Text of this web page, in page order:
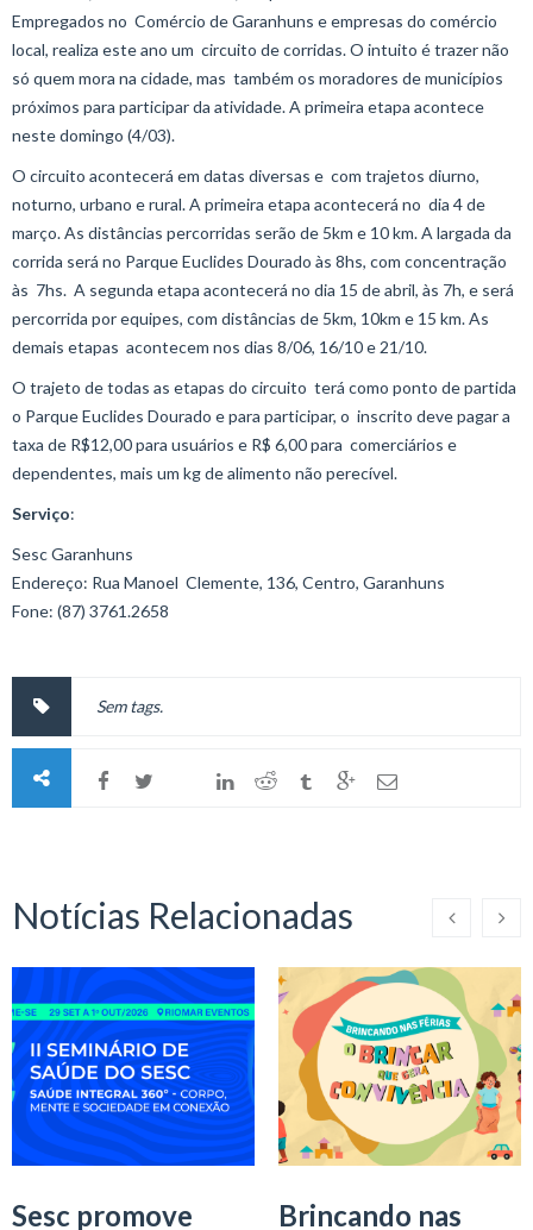
Empregados no Comércio de Garanhuns e empresas do comércio
local, realiza este ano um circuito de corridas. O intuito é trazer não
só quem mora na cidade, mas também os moradores de municípios
próximos para participar da atividade. A primeira etapa acontece
neste domingo (4/03).
O circuito acontecerá em datas diversas e com trajetos diurno,
noturno, urbano e rural. A primeira etapa acontecerá no dia 4 de
março. As distâncias percorridas serão de 5km e 10 km. A largada da
corrida será no Parque Euclides Dourado às 8hs, com concentração
às 7hs. A segunda etapa acontecerá no dia 15 de abril, às 7h, e será
percorrida por equipes, com distâncias de 5km, 10km e 15 km. As
demais etapas acontecem nos dias 8/06, 16/10 e 21/10.
O trajeto de todas as etapas do circuito terá como ponto de partida
o Parque Euclides Dourado e para participar, o inscrito deve pagar a
taxa de R$12,00 para usuários e R$ 6,00 para comerciários e
dependentes, mais um kg de alimento não perecível.
Serviço:
Sesc Garanhuns
Endereço: Rua Manoel Clemente, 136, Centro, Garanhuns
Fone: (87) 3761.2658
Sem tags.
Notícias Relacionadas
Sesc promove
Brincando nas